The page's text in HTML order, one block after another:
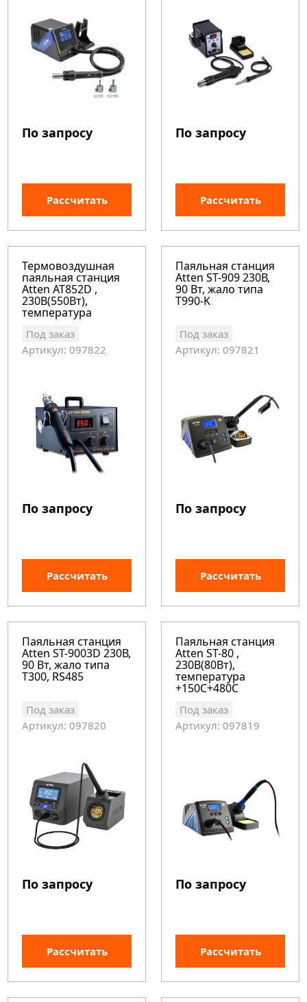
По запросу
Рассчитать
По запросу
Рассчитать
Термовоздушная
паяльная станция
Atten AT852D ,
230В(550Вт),
температура
+100С+500С
Под заказ
Артикул: 097822
По запросу
Рассчитать
Паяльная станция
Atten ST-909 230В,
90 Вт, жало типа
T990-K
Под заказ
Артикул: 097821
По запросу
Рассчитать
Паяльная станция
Atten ST-9003D 230В,
90 Вт, жало типа
T300, RS485
Под заказ
Артикул: 097820
По запросу
Рассчитать
Паяльная станция
Atten ST-80 ,
230В(80Вт),
температура
+150С+480С
Под заказ
Артикул: 097819
По запросу
Рассчитать